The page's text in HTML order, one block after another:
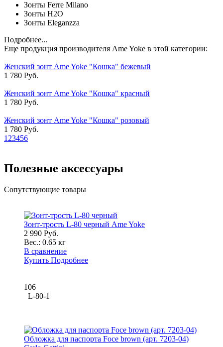
Зонты Ferre Milano
Зонты H2O
Зонты Eleganzza
Подробнее...
Еще продукция производителя Ame Yoke в этой категории:
Женский зонт Ame Yoke "Кошка" бежевый
1 780 Руб.
Женский зонт Ame Yoke "Кошка" красный
1 780 Руб.
Женский зонт Ame Yoke "Кошка" розовый
1 780 Руб.
1 23456
Полезные аксессуары
Сопутствующие товары
Зонт-трость L-80 черный Ame Yoke
2 990 Руб.
Вес.: 0.65 кг
В сравнение
Купить Подробнее
106
L-80-1
Обложка для паспорта Foce brown (арт. 7203-04)